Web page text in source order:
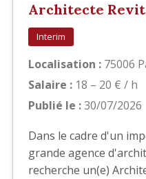
Architecte
Architecte Revit
Interim
Localisation : 75006
Salaire : 18 – 20 € / h
Publié le :30/07/2026
Dans le cadre d'un
grande agence
recherche un(e)